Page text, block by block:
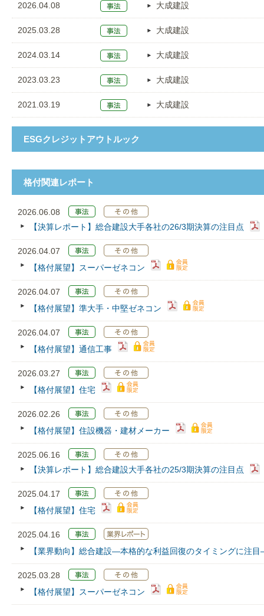
2026.04.08 大成建設
2025.03.28 大成建設
2024.03.14 大成建設
2023.03.23 大成建設
2021.03.19 大成建設
ESGクレジットアウトルック
格付関連レポート
2026.06.08
【決算レポート】総合建設大手各社の26/3期決算の注目点
2026.04.07
【格付展望】スーパーゼネコン
2026.04.07
【格付展望】準大手・中堅ゼネコン
2026.04.07
【格付展望】通信工事
2026.03.27
【格付展望】住宅
2026.02.26
【格付展望】住設機器・建材メーカー
2025.06.16
【決算レポート】総合建設大手各社の25/3期決算の注目点
2025.04.17
【格付展望】住宅
2025.04.16
【業界動向】総合建設―本格的な利益回復のタイミングに注
2025.03.28
【格付展望】スーパーゼネコン